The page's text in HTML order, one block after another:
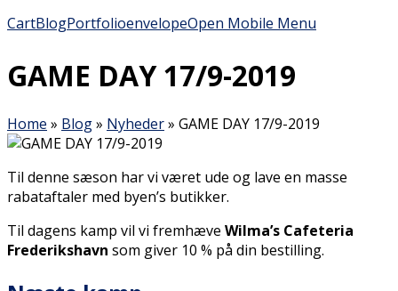
CartBlogPortfolioenvelopeOpen Mobile Menu
GAME DAY 17/9-2019
Home » Blog» Nyheder» GAME DAY 17/9-2019
Til denne sæson har vi været ude og lave en masse
rabataftaler med byen’s butikker.
Til dagens kamp vil vi fremhæve Wilma’s Cafeteria
Frederikshavn som giver 10 % på din bestilling.